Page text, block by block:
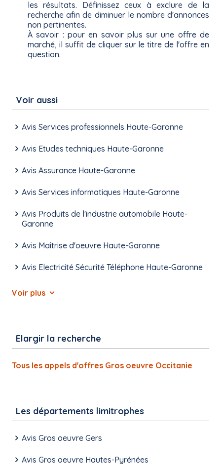
les résultats. Définissez ceux à exclure de la
recherche afin de diminuer le nombre d'annonces
non pertinentes.
À savoir : pour en savoir plus sur une offre de
marché, il suffit de cliquer sur le titre de l'offre en
question.
Voir aussi
Avis Services professionnels Haute-Garonne
Avis Etudes techniques Haute-Garonne
Avis Assurance Haute-Garonne
Avis Services informatiques Haute-Garonne
Avis Produits de l'industrie automobile Haute-
Garonne
Avis Maîtrise d'oeuvre Haute-Garonne
Avis Electricité Sécurité Téléphone Haute-Garonne
Voir plus
Elargir la recherche
Tous les appels d'offres Gros oeuvre Occitanie
Les départements limitrophes
Avis Gros oeuvre Gers
Avis Gros oeuvre Hautes-Pyrénées